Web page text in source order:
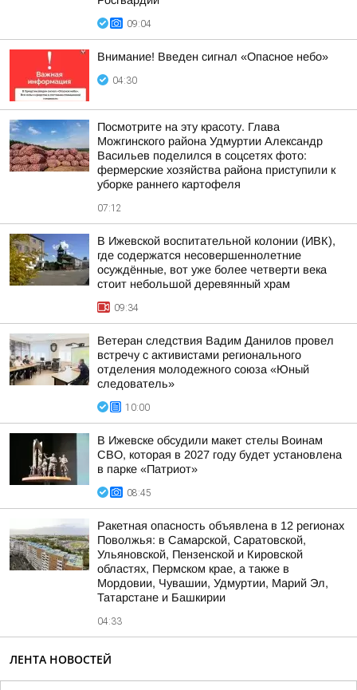
09:04
Внимание! Введен сигнал «Опасное небо»
04:30
Посмотрите на эту красоту. Глава
Можгинского района Удмуртии Александр
Васильев поделился в соцсетях фото:
фермерские хозяйства района приступили к
уборке раннего картофеля
07:12
В Ижевской воспитательной колонии (ИВК),
где содержатся несовершеннолетние
осуждённые, вот уже более четверти века
стоит небольшой деревянный храм
09:34
Ветеран следствия Вадим Данилов провел
встречу с активистами регионального
отделения молодежного союза «Юный
следователь»
10:00
В Ижевске обсудили макет стелы Воинам
СВО, которая в 2027 году будет установлена
в парке «Патриот»
08:45
Ракетная опасность объявлена в 12 регионах
Поволжья: в Самарской, Саратовской,
Ульяновской, Пензенской и Кировской
областях, Пермском крае, а также в
Мордовии, Чувашии, Удмуртии, Марий Эл,
Татарстане и Башкирии
04:33
ЛЕНТА НОВОСТЕЙ